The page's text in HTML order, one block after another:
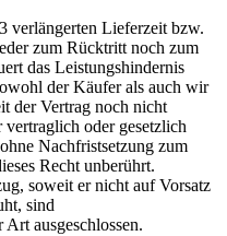
verlängerten Lieferzeit bzw.
zum Rücktritt noch zum
das Leistungshindernis
der Käufer als auch wir
der Vertrag noch nicht
oder gesetzlich
Nachfristsetzung zum
Recht unberührt.
soweit er nicht auf Vorsatz
sind
Art ausgeschlossen.